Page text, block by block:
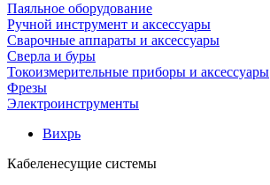
Паяльное оборудование
Ручной инструмент и аксессуары
Сварочные аппараты и аксессуары
Сверла и буры
Токоизмерительные приборы и аксессуары
Фрезы
Электроинструменты
Вихрь
Кабеленесущие системы